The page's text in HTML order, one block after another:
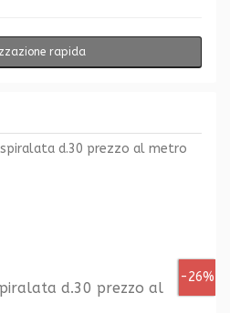
rapida
-26%
d.30 prezzo al